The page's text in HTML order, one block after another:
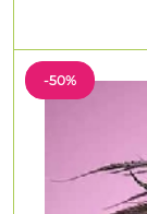
-50%